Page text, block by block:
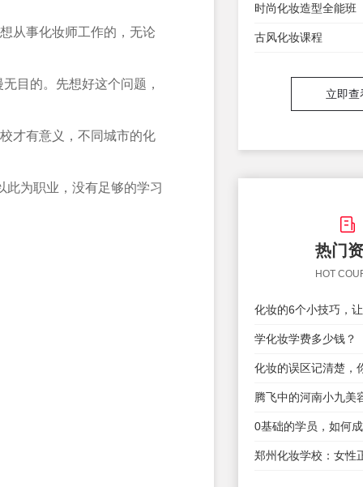
从事化妆师工作的，无论
目的。先想好这个问题，
才有意义，不同城市的化
此为职业，没有足够的学习
时尚化妆造型全能班
古风化妆课程
立即查
热门
HOT
学化妆学费多少钱？
腾飞中的河南小九美